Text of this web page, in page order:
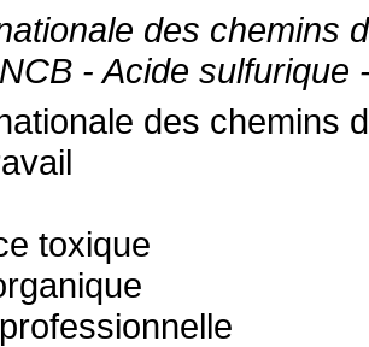
des chemins
- Acide
des chemins
toxique